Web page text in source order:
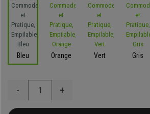
Bleu Orange Vert Gris
- +